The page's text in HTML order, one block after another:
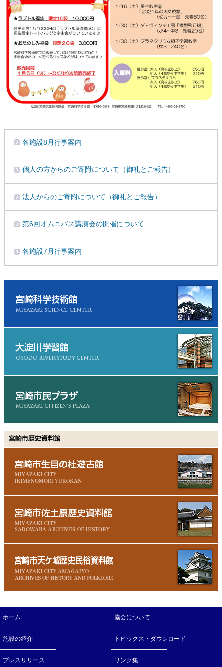
各施設8月行事案内
個人の方からのご寄附について（御礼とご報告）
法人からのご寄附について（御礼とご報告）
第6回オムニバス講演会の開催について
各施設7月行事案内
ホーム 協会について
施設の紹介 トピックス・ダウンロード
プレスリリース リンク集